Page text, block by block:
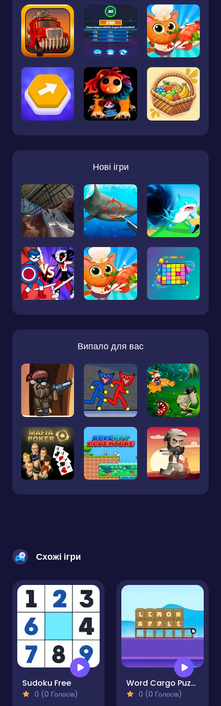
Нові ігри
Випало для вас
Схожі ігри
Sudoku Free
0 (0 Голосів)
Word Cargo Puzzle
0 (0 Голосів)